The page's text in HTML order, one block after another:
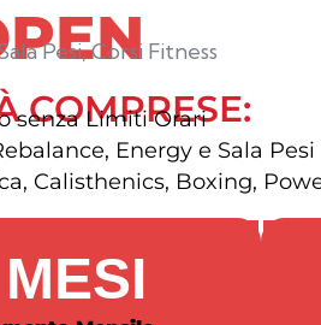
Pesi, Corsi Fitness
COMPRESE:
senza Limiti Orari
Energy e Sala Pesi
Calisthenics, Boxing,